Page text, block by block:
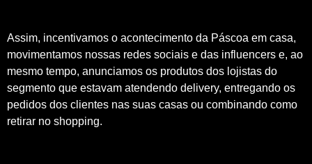
Assim, incentivamos o acontecimento da Páscoa em casa,
movimentamos nossas redes sociais e das influencers e, ao
mesmo tempo, anunciamos os produtos dos lojistas do
segmento que estavam atendendo delivery, entregando os
pedidos dos clientes nas suas casas ou combinando como
retirar no shopping.